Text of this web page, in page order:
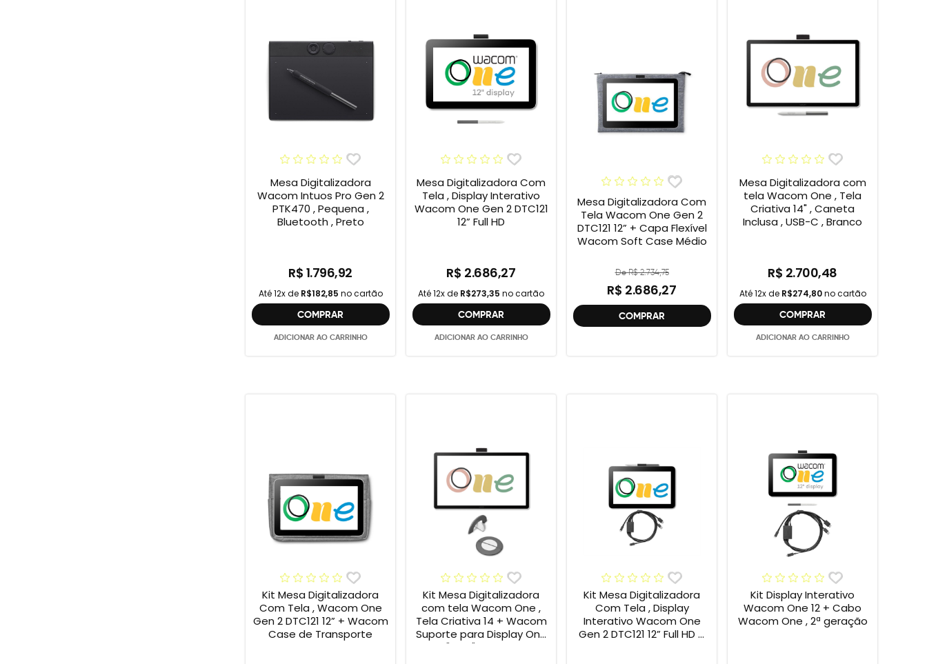
Mesa Digitalizadora
Wacom Intuos Pro Gen 2
PTK470 , Pequena ,
Bluetooth , Preto
R$ 1.796,92
Até 12x de R$182,85 no cartão
COMPRAR
ADICIONAR AO CARRINHO
Mesa Digitalizadora Com
Tela , Display Interativo
Wacom One Gen 2 DTC121
12” Full HD
R$ 2.686,27
Até 12x de R$273,35 no cartão
COMPRAR
ADICIONAR AO CARRINHO
Mesa Digitalizadora Com
Tela Wacom One Gen 2
DTC121 12” + Capa Flexível
Wacom Soft Case Médio
De R$ 2.734,75
R$ 2.686,27
COMPRAR
Mesa Digitalizadora com
tela Wacom One , Tela
Criativa 14" , Caneta
Inclusa , USB-C , Branco
R$ 2.700,48
Até 12x de R$274,80no cartão
COMPRAR
ADICIONAR AO CARRINHO
Kit Mesa Digitalizadora
Com Tela , Wacom One
Gen 2 DTC121 12” + Wacom
Case de Transporte
Kit Mesa Digitalizadora
com tela Wacom One ,
Tela Criativa 14 + Wacom
Suporte para Display One
12" e 13" ACK649Z
Kit Mesa Digitalizadora
Com Tela , Display
Interativo Wacom One
Gen 2 DTC121 12” Full HD +
Kit Display Interativo
Wacom One 12 + Cabo
Wacom One , 2ª geração